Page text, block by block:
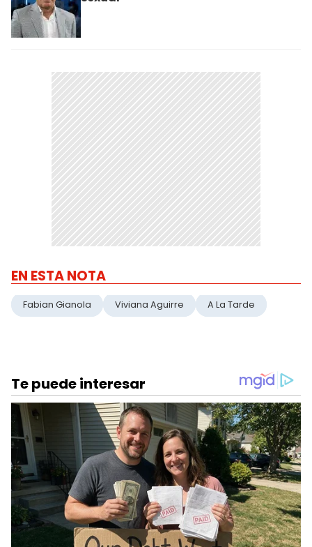
EN ESTA NOTA
Fabian Gianola Viviana Aguirre A La Tarde